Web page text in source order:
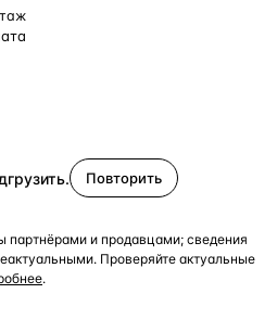
Повторить
партнёрами и продавцами; сведения
Проверяйте актуальные
.